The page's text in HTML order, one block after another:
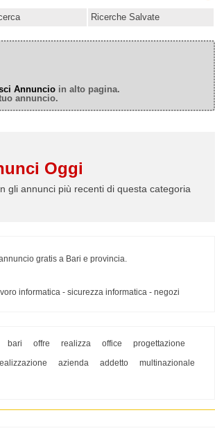
Ricerche Salvate
Annuncio in alto pagina.
annuncio.
Oggi
gli annunci più recenti di questa categoria
gratis a Bari e provincia.
informatica - sicurezza informatica - negozi
bari offre realizza office
progettazione
azienda addetto
multinazionale